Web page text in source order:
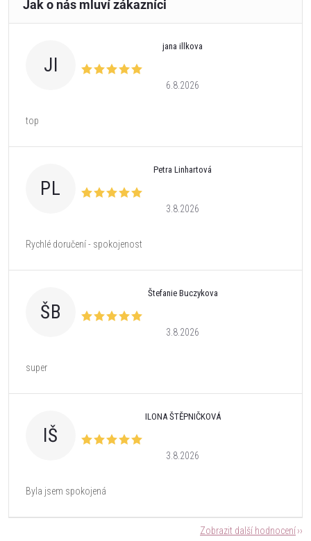
JI
jana illkova
6.8.2026
top
PL
Petra Linhartová
3.8.2026
Rychlé doručení - spokojenost
ŠB
Štefanie Buczykova
3.8.2026
super
IŠ
ILONA ŠTĚPNIČKOVÁ
3.8.2026
Byla jsem spokojená
Zobrazit další hodnocení